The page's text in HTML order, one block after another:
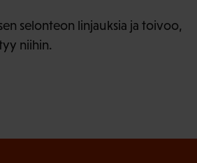
selonteon linjauksia ja toivoo,
niihin.